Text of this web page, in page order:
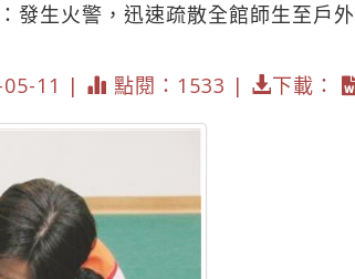
發生火警，迅速疏散全館師生至戶外
05-11 | 點閱：1533 | 下載：